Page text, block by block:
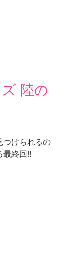
陸の
つけられるの
終回!!